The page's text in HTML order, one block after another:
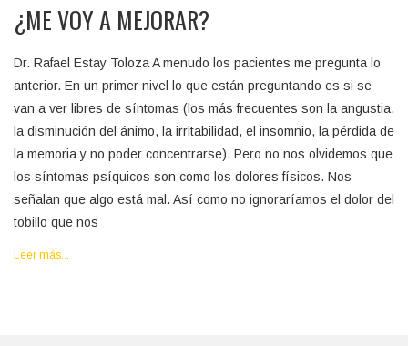
¿ME VOY A MEJORAR?
Dr. Rafael Estay Toloza A menudo los pacientes me pregunta lo
anterior. En un primer nivel lo que están preguntando es si se
van a ver libres de síntomas (los más frecuentes son la angustia,
la disminución del ánimo, la irritabilidad, el insomnio, la pérdida de
la memoria y no poder concentrarse). Pero no nos olvidemos que
los síntomas psíquicos son como los dolores físicos. Nos
señalan que algo está mal. Así como no ignoraríamos el dolor del
tobillo que nos
Leer más...